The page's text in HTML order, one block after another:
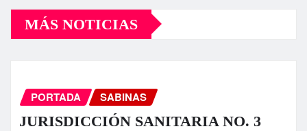
MÁS NOTICIAS
PORTADA SABINAS
JURISDICCIÓN SANITARIA NO. 3